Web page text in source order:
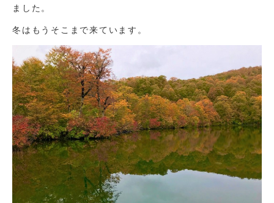
ました。
冬はもうそこまで来ています。